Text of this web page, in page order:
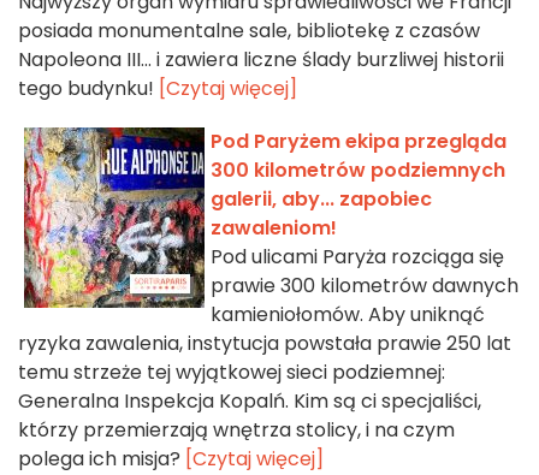
posiada monumentalne sale, bibliotekę z czasów
Napoleona III... i zawiera liczne ślady burzliwej historii
tego budynku! [Czytaj więcej]
Pod Paryżem ekipa przegląda
300 kilometrów podziemnych
galerii, aby... zapobiec
zawaleniom!
Pod ulicami Paryża rozciąga się
prawie 300 kilometrów dawnych
kamieniołomów. Aby uniknąć
ryzyka zawalenia, instytucja powstała prawie 250 lat
temu strzeże tej wyjątkowej sieci podziemnej:
Generalna Inspekcja Kopalń. Kim są ci specjaliści,
którzy przemierzają wnętrza stolicy, i na czym
polega ich misja? [Czytaj więcej]